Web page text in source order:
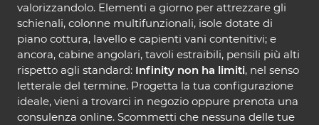
valorizzandolo. Elementi a giorno per attrezzare gli
schienali, colonne multifunzionali, isole dotate di
piano cottura, lavello e capienti vani contenitivi; e
ancora, cabine angolari, tavoli estraibili, pensili più alti
rispetto agli standard: Infinity non ha limiti, nel senso
letterale del termine. Progetta la tua configurazione
ideale, vieni a trovarci in negozio oppure prenota una
consulenza online. Scommetti che nessuna delle tue